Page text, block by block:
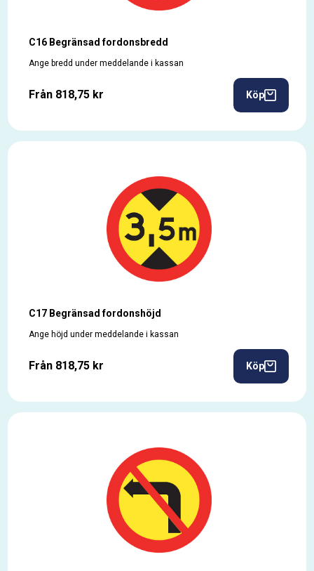
C16 Begränsad fordonsbredd
Ange bredd under meddelande i kassan
Från 818,75 kr Köp
C17 Begränsad fordonshöjd
Ange höjd under meddelande i kassan
Från 818,75 kr Köp